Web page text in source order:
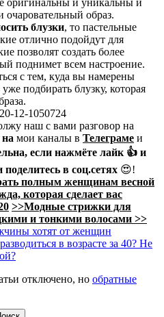
очаровательный образ.
блузки, то пастельные
отлично подойдут для
позволят создать более
поднимет всем настроение.
с тем, куда вы намерены
подбирать блузку, которая
наш с вами разговор на
мои каналы в Телеграме и
если нажмёте лайк 👍 и
в соц.сетях 😍!
полным женщинам весной
которая сделает вас
>>Модные стрижки для
и тонкими волосами >>
хотят от женщин
в возрасте за 40? Не
отключено, но обратные